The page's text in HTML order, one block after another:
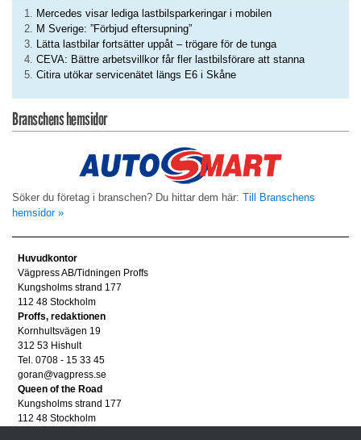
Mercedes visar lediga lastbilsparkeringar i mobilen
M Sverige: ”Förbjud eftersupning”
Lätta lastbilar fortsätter uppåt – trögare för de tunga
CEVA: Bättre arbetsvillkor får fler lastbilsförare att stanna
Citira utökar servicenätet längs E6 i Skåne
Branschens hemsidor
Söker du företag i branschen? Du hittar dem här: Till Branschens
hemsidor »
Huvudkontor
Vägpress AB/Tidningen Proffs
Kungsholms strand 177
112 48 Stockholm
Proffs, redaktionen
Kornhultsvägen 19
312 53 Hishult
Tel. 0708 - 15 33 45
goran@vagpress.se
Queen of the Road
Kungsholms strand 177
112 48 Stockholm